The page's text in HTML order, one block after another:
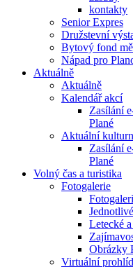
kontakty
Senior Expres
Družstevní
Bytový fond
Nápad pro
Aktuálně
Aktuálně
Kalendář akcí
Zasílání
Plané
Aktuální
Zasílání
Plané
Volný čas a turistika
Fotogalerie
Letecké
Obrázky
Virtuální